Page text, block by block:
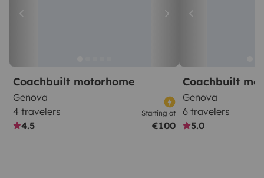
Coachbuilt motorhome
Genova
4 travelers
4.5
Starting at
€100
Coachbuilt
Genova
6 travelers
5.0